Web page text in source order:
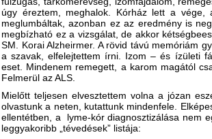
úgy éreztem, meghalok. Kórház lett a
meglumbáltak, azonban ez az eredmény is
megbízható ez a vizsgálat, de akkor
SM. Korai Alzheirmer. A rövid távú memóriám
a szavak, elfelejtettem írni. Izom – és ízületi
eset. Mindenem remegett, a karom magától
Felmerül az ALS.
Mielőtt teljesen elvesztettem volna a józan
olvastunk a neten, kutattunk mindenfele.
ellentétben, a lyme-kór diagnosztizálása nem
leggyakoribb „tévedések” listája: